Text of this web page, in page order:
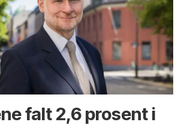
falt 2,6 prosent i